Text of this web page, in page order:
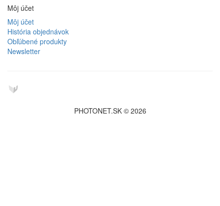
Môj účet
Môj účet
História objednávok
Obľúbené produkty
Newsletter
PHOTONET.SK © 2026